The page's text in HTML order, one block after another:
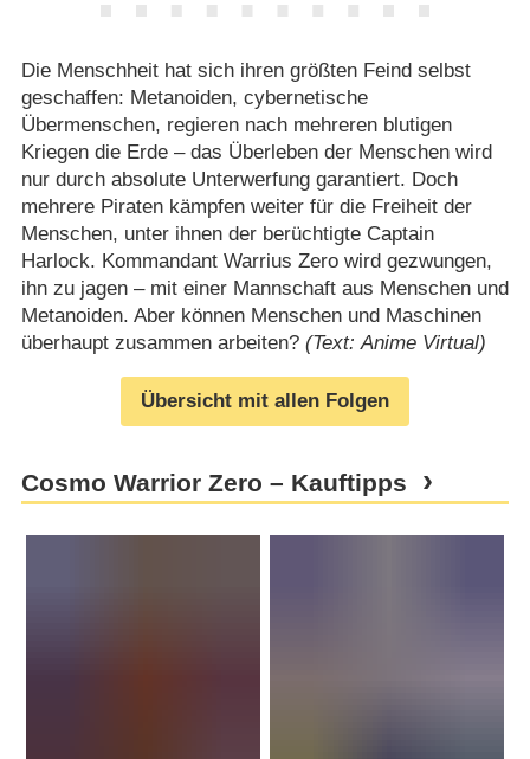
Die Menschheit hat sich ihren größten Feind selbst
geschaffen: Metanoiden, cybernetische
Übermenschen, regieren nach mehreren blutigen
Kriegen die Erde – das Überleben der Menschen wird
nur durch absolute Unterwerfung garantiert. Doch
mehrere Piraten kämpfen weiter für die Freiheit der
Menschen, unter ihnen der berüchtigte Captain
Harlock. Kommandant Warrius Zero wird gezwungen,
ihn zu jagen – mit einer Mannschaft aus Menschen und
Metanoiden. Aber können Menschen und Maschinen
überhaupt zusammen arbeiten? (Text: Anime Virtual)
Übersicht mit allen Folgen
Cosmo Warrior Zero – Kauftipps